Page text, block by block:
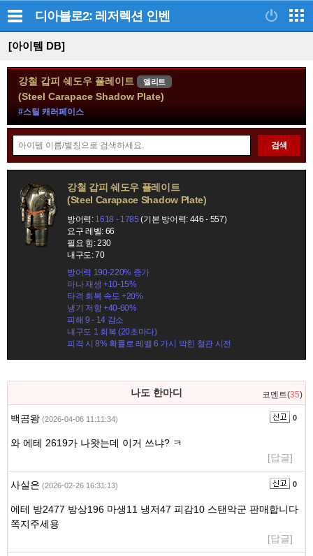
디아블로2: 레저렉션 인벤
[아이템 DB]
강철 갑피 쉐도우 플레이트 엘리트
(Steel Carapace Shadow Plate)
#스틸 캐러페이스
아
이
템
검색
강철 갑피 쉐도우 플레이트
(Steel Carapace Shadow Plate)
방어력: 1618 - 1785 (기본 방어력: 446 - 557)
요구 레벨: 66
필요 힘: 230
내구도: 70
방어력 190-220% 증가
마나 재생 +10-15%
타격 회복 속도 +20%
냉기 저항 +40-60%
피해 9 - 14 감소
내구도 1 회복 (20초마다)
피격 시 8% 확률로 레벨 6 가시 박힌 철관 시전
댓
영
나도 한마디 코멘트(35)
백곰왕 (2026-04-06 11:11:34) 0
와 에테 2619가 나왓는데 이거 쓰냐? ㅋ
[답글]
사실은 (2026-02-26 16:31:13) 0
에테 방2477 방상196 마생11 냉저47 피감10 스탠악군 판매합니다
쪽지주세용
[답글]